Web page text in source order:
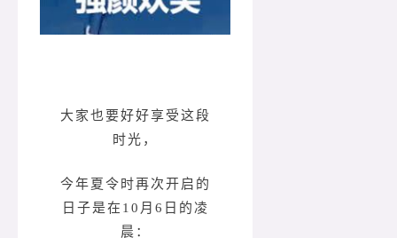
大家也要好好享受这段
时光，
今年夏令时再次开启的
日子是在10月6日的凌
晨：